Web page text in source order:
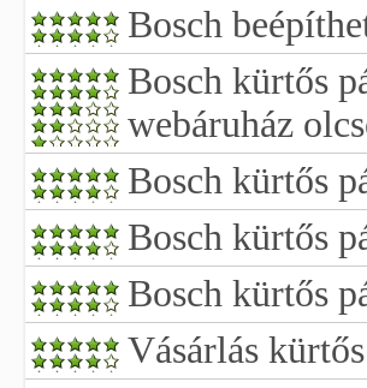
Bosch
Bosch kürtős
webáruház
Bosch kürtős
Bosch kürtős
Bosch kürtős
Vásárlás